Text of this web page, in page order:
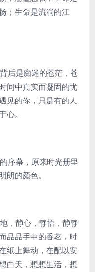
；生命是流淌的江
后是痴迷的苍茫，苍
间中真实而凝固的忧
见的你，只是有的人
心。
序幕，原来时光册里
朗的颜色。
，静心，静悟，静静
品品手中的香茗，时
纸上舞动，在配以安
白天，想想生活，想